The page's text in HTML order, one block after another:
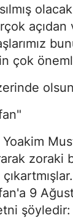
açı­dan
çok
olsun
zoraki
9
şöyledir: